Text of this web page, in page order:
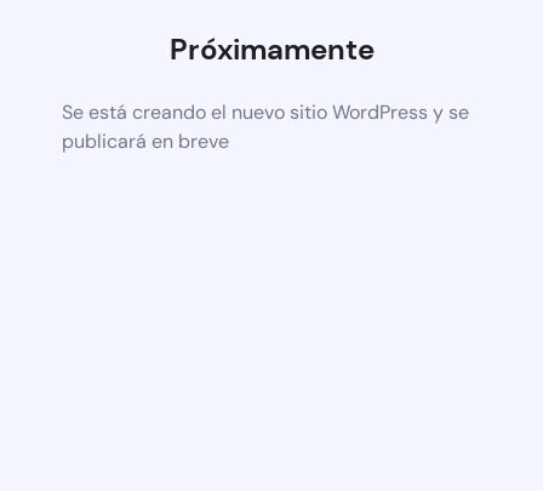
Próximamente
Se está creando el nuevo sitio WordPress y se
publicará en breve